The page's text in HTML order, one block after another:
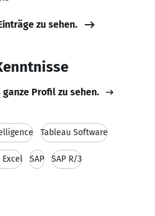
zu sehen.
Profil zu sehen.
Tableau Software
SAP SAP R/3